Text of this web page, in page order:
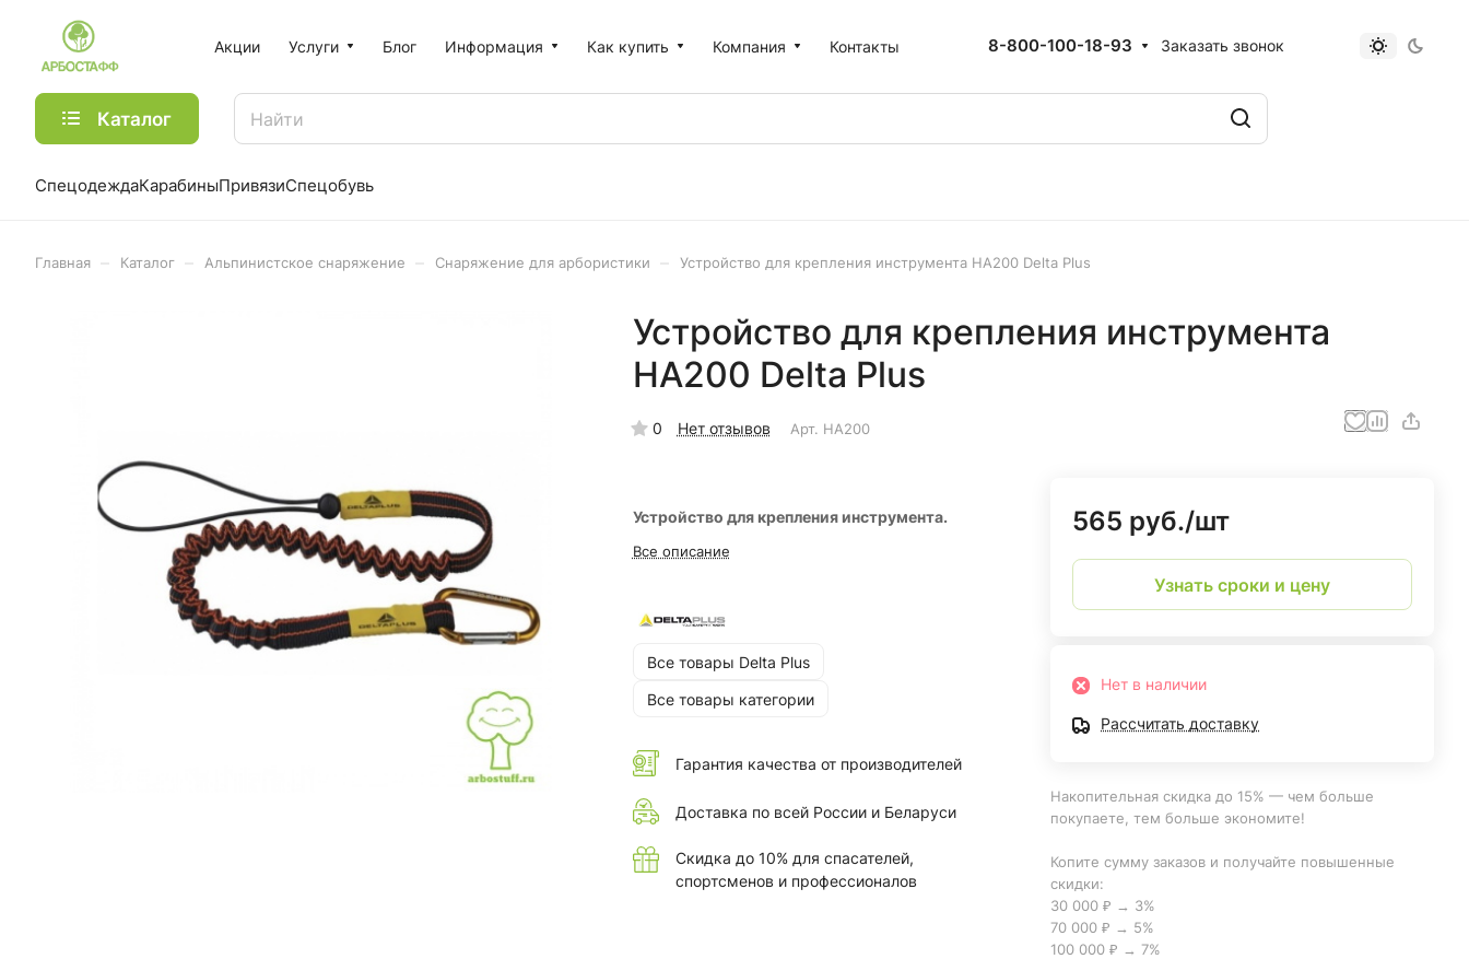
Акции Услуги Блог Информация Как купить Компания Контакты 8-800-100-18-93 Заказать звонок
Каталог
СпецодеждаКарабиныПривязиСпецобувь
Главная Каталог Альпинистское снаряжение Снаряжение для арбористики Устройство для крепления инструмента НА200 Delta Plus
Устройство для крепления инструмента
НА200 Delta Plus
0 Нет отзывов Арт. HA200
Устройство для крепления инструмента.
Все описание
Все товары Delta Plus
Все товары категории
Гарантия качества от производителей
Доставка по всей России и Беларуси
Скидка до 10% для спасателей,
спортсменов и профессионалов
565 руб./шт
Узнать сроки и цену
Нет в наличии
Рассчитать доставку
Накопительная скидка до 15% — чем больше
покупаете, тем больше экономите!
Копите сумму заказов и получайте повышенные
скидки:
30 000 ₽ → 3%
70 000 ₽ → 5%
100 000 ₽ → 7%